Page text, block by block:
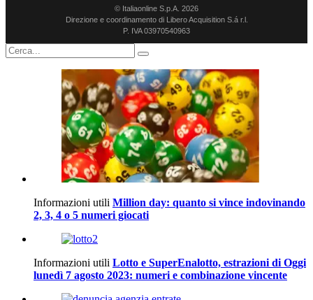
© Italiaonline S.p.A. 2026
Direzione e coordinamento di Libero Acquisition S.á r.l.
P. IVA 03970540963
Informazioni utili Million day: quanto si vince indovinando
2, 3, 4 o 5 numeri giocati
Informazioni utili Lotto e SuperEnalotto, estrazioni di Oggi
lunedì 7 agosto 2023: numeri e combinazione vincente